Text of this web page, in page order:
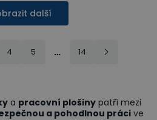
další
4 5 … 14
a pracovní plošiny patří mezi
a pohodlnou prácive